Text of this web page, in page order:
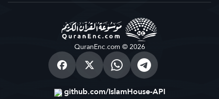
QuranEnc.com © 2026
github.com/IslamHouse-API